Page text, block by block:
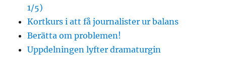
1/5)
Kortkurs i att få journalister ur balans
Berätta om problemen!
Uppdelningen lyfter dramaturgin